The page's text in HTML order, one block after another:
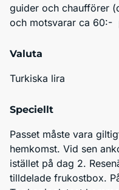
guider och chaufförer
och motsvarar ca 60:-
Valuta
Turkiska lira
Speciellt
Passet måste vara
hemkomst. Vid sen
istället på dag 2.
tilldelade frukostbox.